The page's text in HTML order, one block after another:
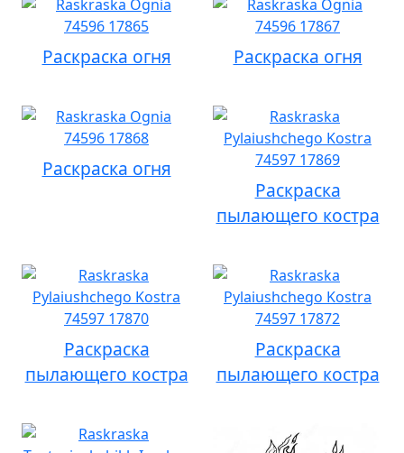
Раскраска огня Раскраска огня
Раскраска огня
Раскраска
пылающего костра
Раскраска
пылающего костра
Раскраска
пылающего костра